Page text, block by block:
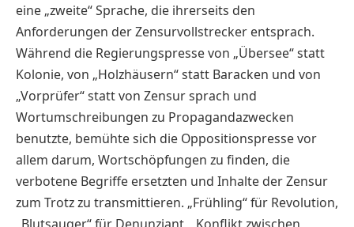
eine „zweite“ Sprache, die ihrerseits den
Anforderungen der Zensurvollstrecker entsprach.
Während die Regierungspresse von „Übersee“ statt
Kolonie, von „Holzhäusern“ statt Baracken und von
„Vorprüfer“ statt von Zensur sprach und
Wortumschreibungen zu Propagandazwecken
benutzte, bemühte sich die Oppositionspresse vor
allem darum, Wortschöpfungen zu finden, die
verbotene Begriffe ersetzten und Inhalte der Zensur
zum Trotz zu transmittieren. „Frühling“ für Revolution,